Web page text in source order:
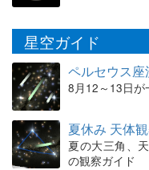
星空ガイド
ペルセウス座
8月12～13日が
夏休み 天体
夏の大三角、
の観察ガイド